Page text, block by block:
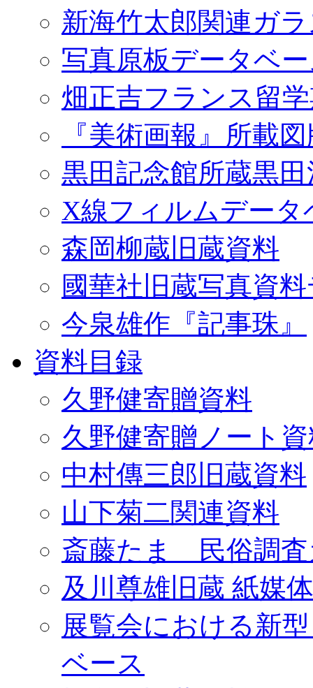
新海竹太郎関連ガ
写真原板データベ
畑正吉フランス留
『美術画報』所載
黒田記念館所蔵黒
X線フィルムデータ
森岡柳蔵旧蔵資料
國華社旧蔵写真資
今泉雄作『記事珠』
資料目録
久野健寄贈資料
久野健寄贈ノート
中村傳三郎旧蔵資料
山下菊二関連資料
斎藤たま 民俗調査
及川尊雄旧蔵 紙媒
展覧会における新
ベース